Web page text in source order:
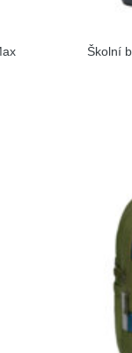
Školní